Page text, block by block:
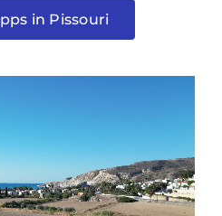
in Pissouri